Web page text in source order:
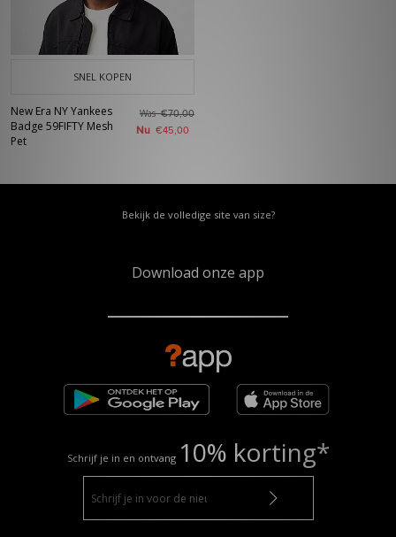
SNEL KOPEN
New Era NY Yankees
Badge 59FIFTY Mesh
Pet
Was€70,00
Nu €45,00
Bekijk de volledige site van size?
Download onze app
Schrijf je in en ontvang 10% korting*